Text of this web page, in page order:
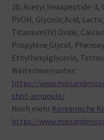
20, Acetyl Hexapeptide-3,
PVOH, Glycolic Acid, Lactic
Titanium(IV) Oxide,
Propylene Glycol,
Ethylhexylglycerin,
Weiterlesen unter:
https://
shot-ampoule/
Noch mehr Koreanische
https://